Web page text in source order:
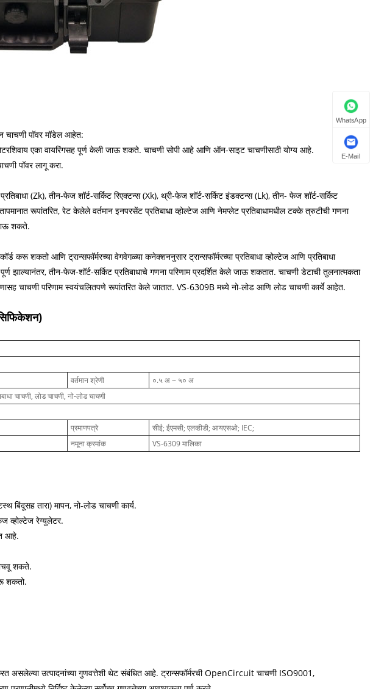
चाचणी पॉवर मॉडेल आहेत:
एका वायरिंगसह पूर्ण केली जाऊ शकते. चाचणी सोपी आहे आणि ऑन-साइट चाचणीसाठी योग्य आहे.
पॉवर लागू करा.
(Zk), तीन-फेज शॉर्ट-सर्किट रिएक्टन्स (Xk), थ्री-फेज शॉर्ट-सर्किट इंडक्टन्स (Lk), तीन- फेज शॉर्ट-सर्किट
रूपांतरित, रेट केलेले वर्तमान इनपरसेंट प्रतिबाधा व्होल्टेज आणि नेमप्लेट प्रतिबाधामधील टक्के त्रुटीची गणना
शकते.
करू शकतो आणि ट्रान्सफॉर्मरच्या वेगवेगळ्या कनेक्शननुसार ट्रान्सफॉर्मरच्या प्रतिबाधा व्होल्टेज आणि प्रतिबाधा
झाल्यानंतर, तीन-फेज-शॉर्ट-सर्किट प्रतिबाधाचे गणना परिणाम प्रदर्शित केले जाऊ शकतात. चाचणी डेटाची तुलनात्मकता
चाचणी परिणाम स्वयंचलितपणे रूपांतरित केले जातात. VS-6309B मध्ये नो-लोड आणि लोड चाचणी कार्ये आहेत.
वर्तमान श्रेणी
०.५ अ ~ ५० अ
चाचणी, लोड चाचणी, नो-लोड चाचणी
प्रमाणपत्रे
सीई; ईएमसी; एलव्हीडी; आयएसओ; IEC;
नमूना क्रमांक VS-6309 मालिका
बिंदूसह तारा) मापन, नो-लोड चाचणी कार्य.
व्होल्टेज रेग्युलेटर.
आहे.
शकते.
शकतो.
असलेल्या उत्पादनांच्या गुणवत्तेशी थेट संबंधित आहे. ट्रान्सफॉर्मरची OpenCircuit चाचणी ISO9001,
WhatsApp
E-Mail